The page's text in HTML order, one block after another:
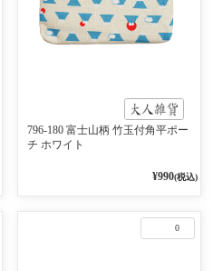
796-180 富士山柄 竹玉付角平ポー
チ ホワイト
¥990(税込)
0